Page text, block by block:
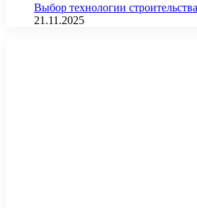
Выбор технологии
21.11.2025